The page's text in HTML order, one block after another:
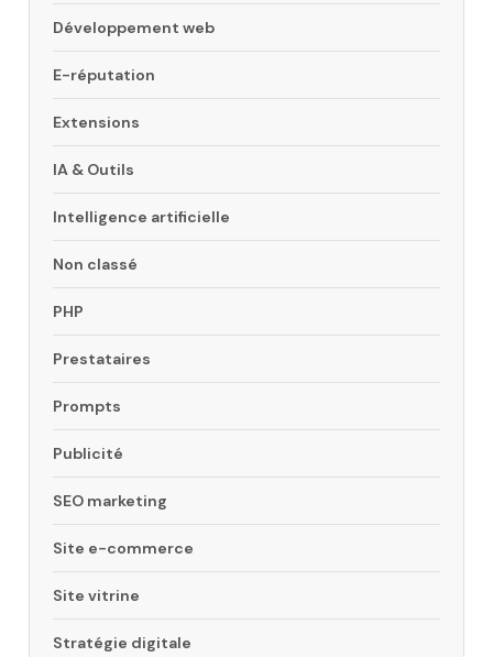
Développement web
E-réputation
Extensions
IA & Outils
Intelligence artificielle
Non classé
PHP
Prestataires
Prompts
Publicité
SEO marketing
Site e-commerce
Site vitrine
Stratégie digitale